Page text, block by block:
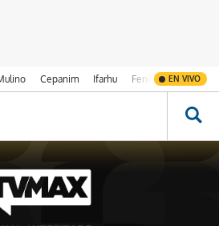
Cepanim Ifarhu Fenómeno de El
EN VIVO